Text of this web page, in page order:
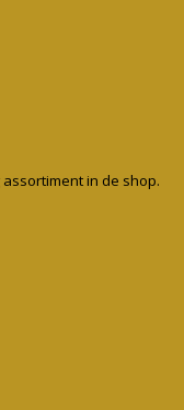
in de shop.